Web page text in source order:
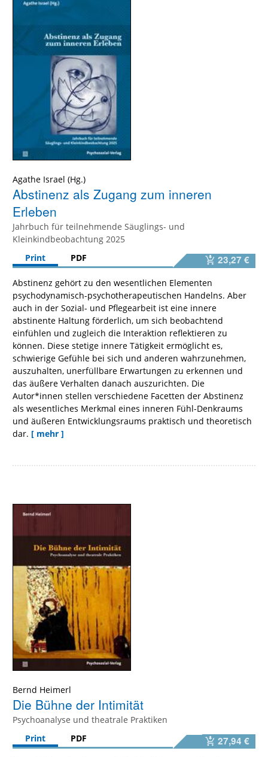
Agathe Israel
Abstinenz als Zugang zum inneren
Erleben
Jahrbuch für teilnehmende Säuglings- und
Kleinkindbeobachtung 2025
Print
PDF 23,27 €
Abstinenz gehört zu den wesentlichen Elementen
psychodynamisch-psychotherapeutischen Handelns. Aber
auch in der Sozial- und Pflegearbeit ist eine innere
abstinente Haltung förderlich, um sich beobachtend
einfühlen und zugleich die Interaktion reflektieren zu
können. Diese stetige innere Tätigkeit ermöglicht es,
schwierige Gefühle bei sich und anderen wahrzunehmen,
auszuhalten, unerfüllbare Erwartungen zu erkennen und
das äußere Verhalten danach auszurichten. Die
Autor*innen stellen verschiedene Facetten der Abstinenz
als wesentliches Merkmal eines inneren Fühl-Denkraums
und äußeren Entwicklungsraums praktisch und theoretisch
dar. [ mehr ]
Bernd Heimerl
Die Bühne der Intimität
Psychoanalyse und theatrale Praktiken
Print
PDF 27,94 €